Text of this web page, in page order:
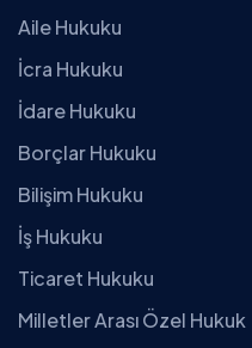
Aile Hukuku
İcra Hukuku
İdare Hukuku
Borçlar Hukuku
Bilişim Hukuku
İş Hukuku
Ticaret Hukuku
Milletler Arası Özel Hukuk